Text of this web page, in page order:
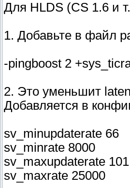
Для HLDS (CS 1.6 и
1. Добавьте в файл
-pingboost 2
2. Это уменьшит
Добавляется в
sv_minupdaterate 66
sv_minrate 8000
sv_maxupdaterate 101
sv_maxrate 25000